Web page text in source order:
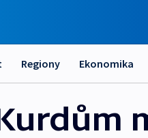
Regiony Ekonomika